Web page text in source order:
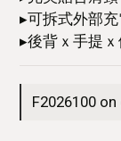
▸可拆式外部
▸後背ｘ手提
F2026100